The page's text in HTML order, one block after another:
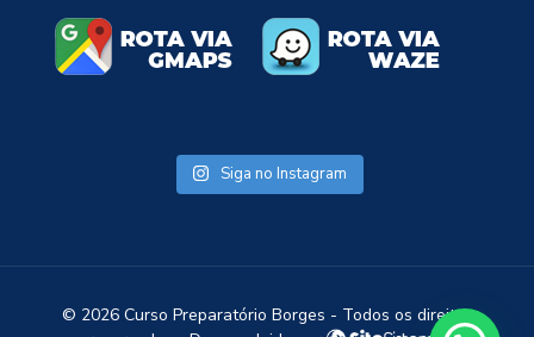
Siga no Instagram
© 2026 Curso Preparatório Borges - Todos os direitos
1